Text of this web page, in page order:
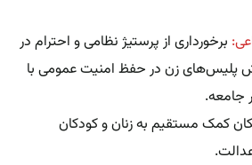
برخورداری از پرستیژ نظامی و احترام در
پلیس‌های زن در حفظ امنیت عمومی با
جامعه.
کمک مستقیم به زنان و کودکان